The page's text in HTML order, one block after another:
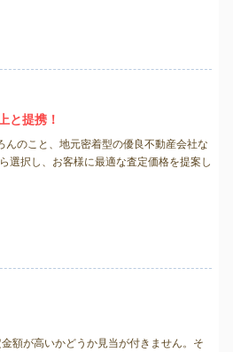
と提携！
んのこと、地元密着型の優良不動産会社な
選択し、お客様に最適な査定価格を提案し
額が高いかどうか見当が付きません。そ